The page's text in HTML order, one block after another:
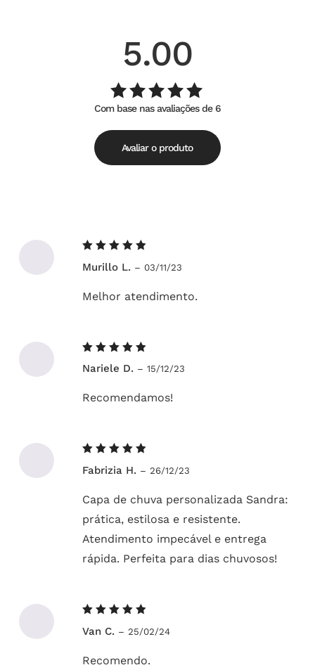
5.00
Avaliação
5.00de
5
Com base nas avaliações de 6
Avaliar o produto
5de 5
Murillo L. – 03/11/23
Melhor atendimento.
5de 5
Nariele D. – 15/12/23
Recomendamos!
5de 5
Fabrizia H. – 26/12/23
Capa de chuva personalizada Sandra:
prática, estilosa e resistente.
Atendimento impecável e entrega
rápida. Perfeita para dias chuvosos!
5de 5
Van C. – 25/02/24
Recomendo.